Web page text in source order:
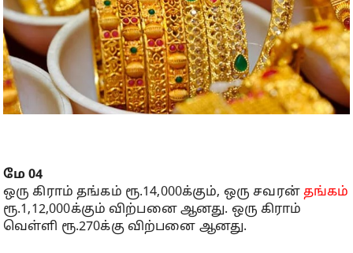
மே 04
ஒரு கிராம் தங்கம் ரூ.14,000க்கும், ஒரு சவரன் தங்கம்
ரூ.1,12,000க்கும் விற்பனை ஆனது. ஒரு கிராம்
வெள்ளி ரூ.270க்கு விற்பனை ஆனது.